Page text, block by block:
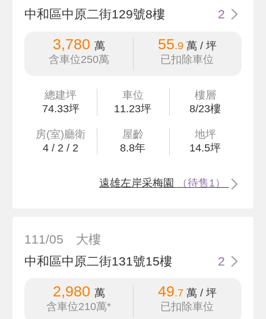
中和區中原二街129號8樓
2
3,780 萬
含車位250萬
55.9萬 / 坪
已扣除車位
總建坪
74.33坪
車位
11.23坪
樓層
8/23樓
房(室)廳衛
4 / 2 / 2
屋齡
8.8年
地坪
14.5坪
遠雄左岸采梅園 （待售1）
111/05
大樓
中和區中原二街131號15樓
2
2,980 萬
含車位210萬*
49.7萬 / 坪
已扣除車位